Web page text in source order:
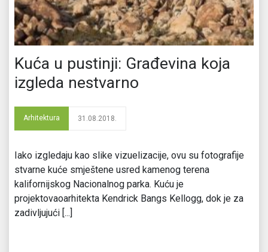
Kuća u pustinji: Građevina koja
izgleda nestvarno
Arhitektura 31.08.2018.
Iako izgledaju kao slike vizuelizacije, ovu su fotografije
stvarne kuće smještene usred kamenog terena
kalifornijskog Nacionalnog parka. Kuću je
projektovaoarhitekta Kendrick Bangs Kellogg, dok je za
zadivljujući [...]